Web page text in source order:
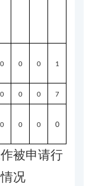
0 0 0 1
0 0 0 7
0 0 0 0
被申请行
况